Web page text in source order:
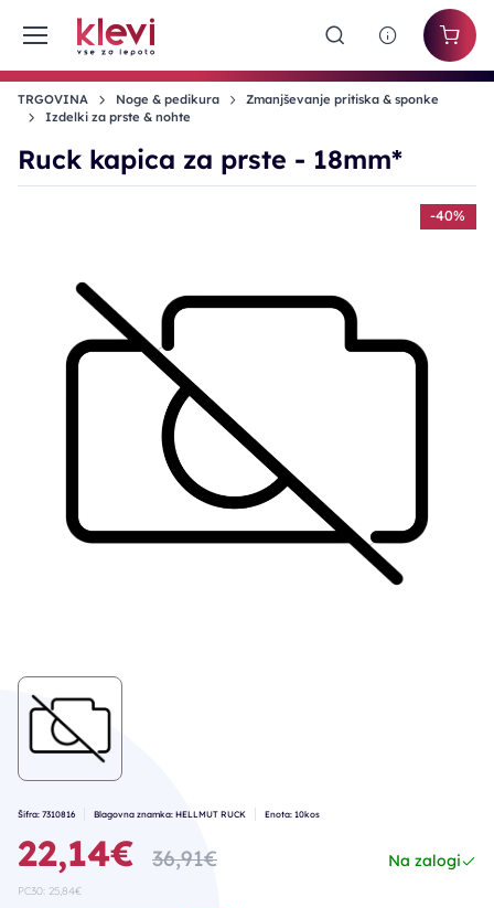
TRGOVINA Noge & pedikura
Zmanjševanje pritiska & sponke
Izdelki za prste & nohte
Ruck kapica za prste - 18mm*
-40%
Šifra: 7310816 Blagovna znamka: HELLMUT RUCK Enota: 10kos
22,14€ 36,91€ Na zalogi
PC30: 25,84€